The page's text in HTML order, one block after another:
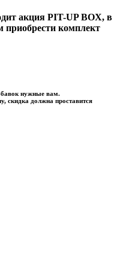
акция PIT-UP BOX, в
приобрести комплект
нужные вам.
скидка должна проставится